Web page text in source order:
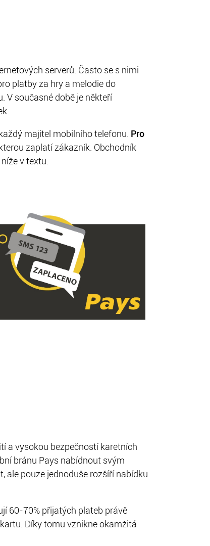
serverů. Často se s nimi
platby za hry a melodie do
V současné době je někteří
majitel mobilního telefonu. Pro
zaplatí zákazník. Obchodník
v textu.
a vysokou bezpečností karetních
bránu Pays nabídnout svým
ale pouze jednoduše rozšíří nabídku
60-70% přijatých plateb právě
Díky tomu vznikne okamžitá